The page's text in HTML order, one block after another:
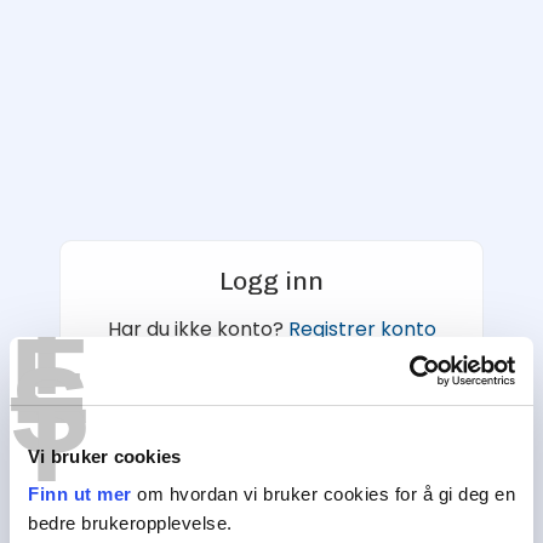
T
E
S
T
Vi bruker cookies
Finn ut mer om hvordan vi bruker cookies for å gi deg en
bedre brukeropplevelse.
Logg inn
Har du ikke konto? Registrer konto
E-postadresse
Passord